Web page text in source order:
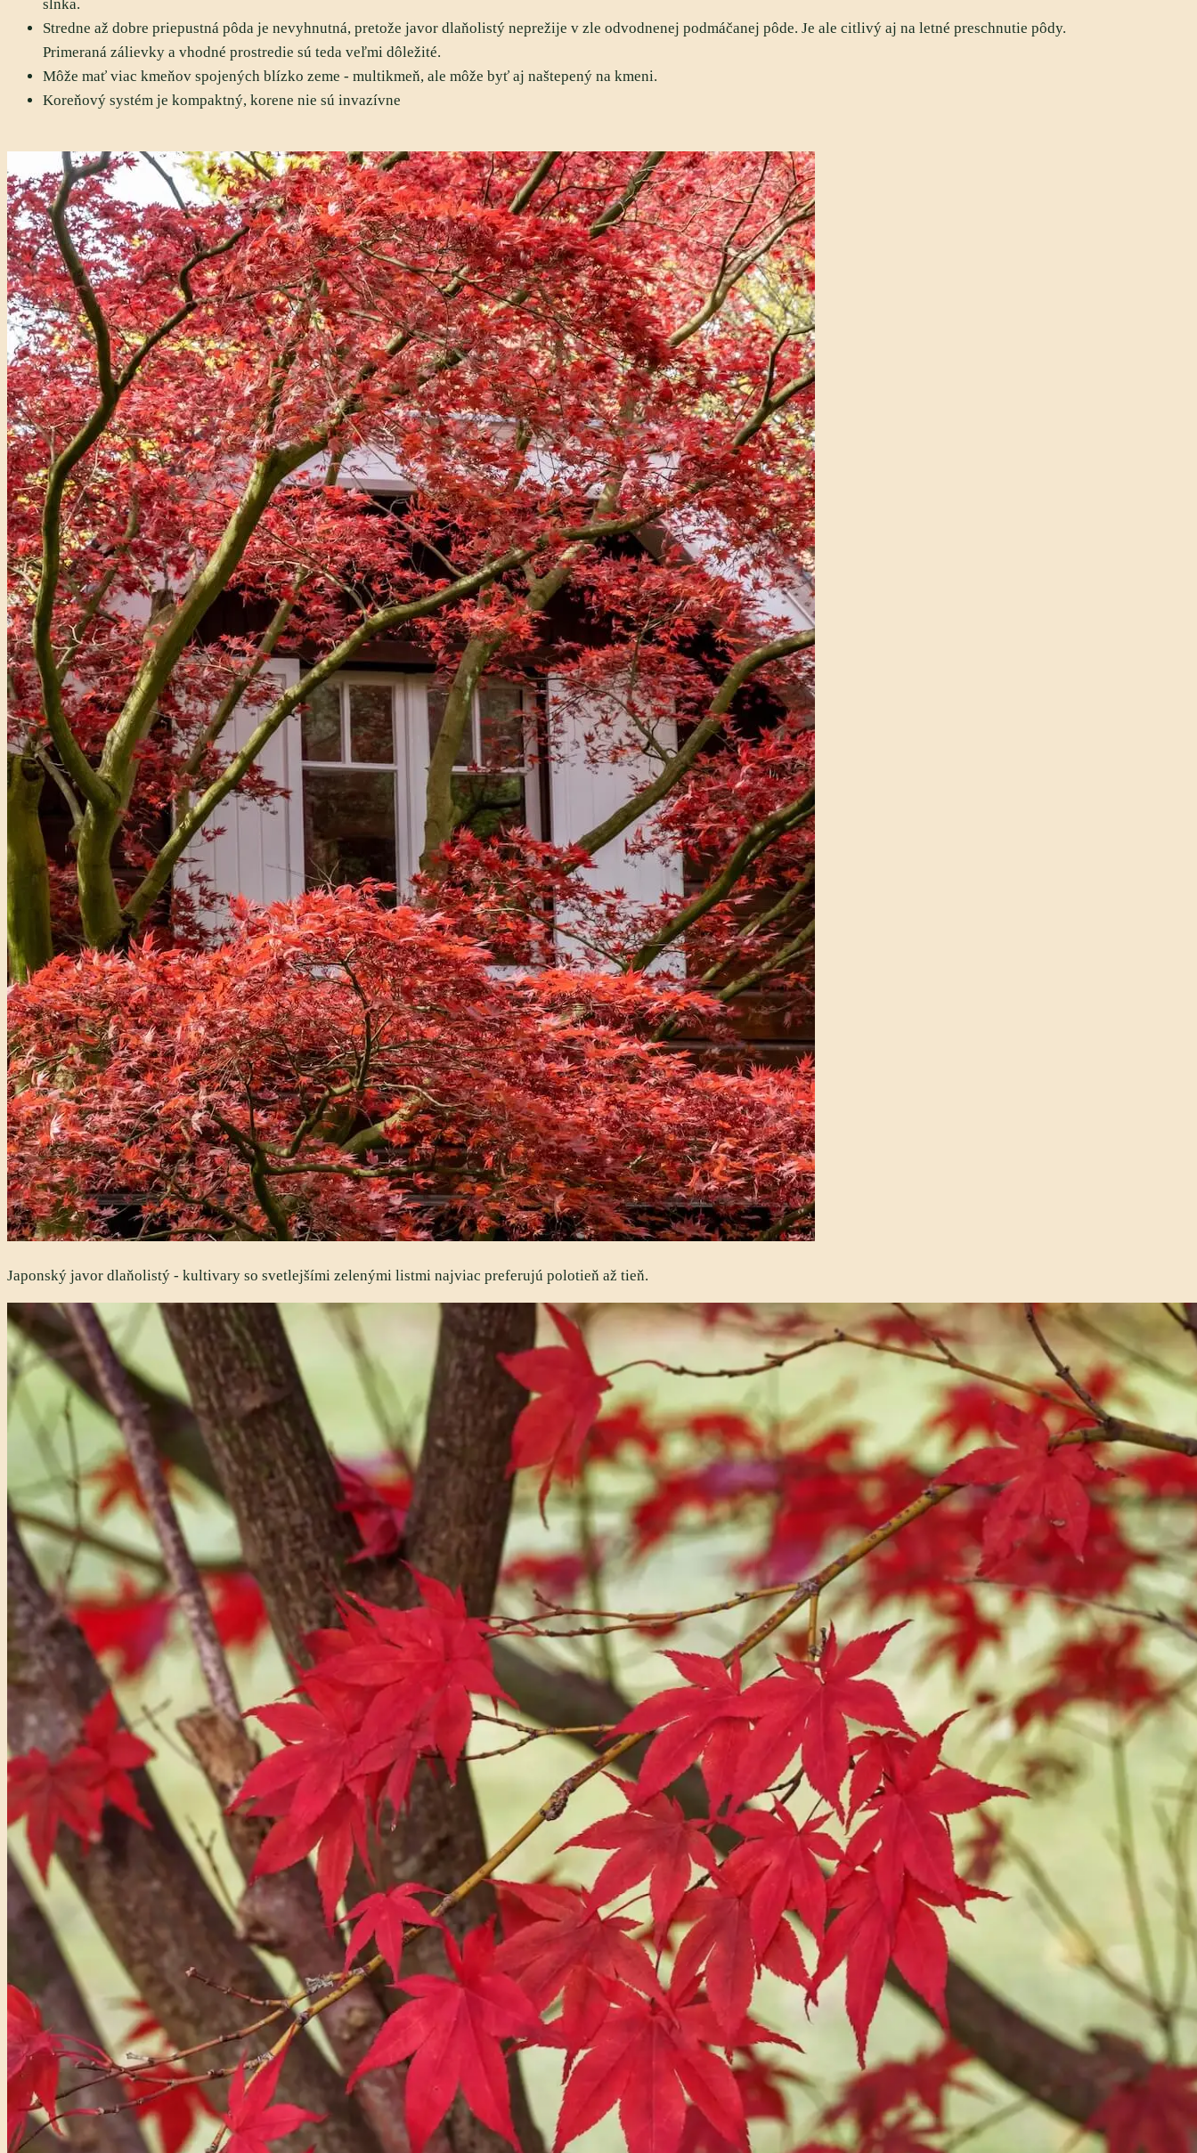
slnka.
Stredne až dobre priepustná pôda je nevyhnutná, pretože javor dlaňolistý neprežije v zle odvodnenej podmáčanej pôde. Je ale citlivý aj na letné preschnutie pôdy.
Primeraná zálievky a vhodné prostredie sú teda veľmi dôležité.
Môže mať viac kmeňov spojených blízko zeme - multikmeň, ale môže byť aj naštepený na kmeni.
Koreňový systém je kompaktný, korene nie sú invazívne
Japonský javor dlaňolistý - kultivary so svetlejšími zelenými listmi najviac preferujú polotieň až tieň.